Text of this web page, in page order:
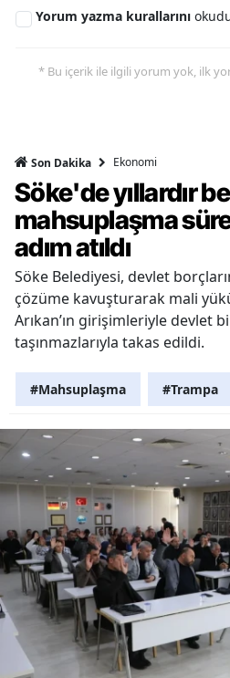
Yorum yazma kurallarını
* Bu içerik ile ilgili yorum yok, ilk
Son Dakika Ekonomi
Söke'de yıllardır
mahsuplaşma
adım atıldı
Söke Belediyesi, devlet
çözüme kavuşturarak mali
Arıkan’ın girişimleriyle devlet
taşınmazlarıyla takas edildi.
#Mahsuplaşma #Trampa